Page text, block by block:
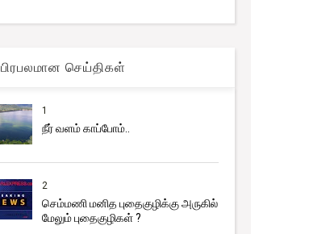
பிரபலமான செய்திகள்
1
நீர் வளம் காப்போம்..
2
செம்மணி மனித புதைகுழிக்கு அருகில்
மேலும் புதைகுழிகள் ?